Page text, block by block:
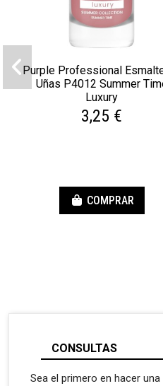
Purple Professional
Uñas P4012 Summer
Luxury
3,25 €
COMPRAR
CONSULTAS
Sea el primero en hacer